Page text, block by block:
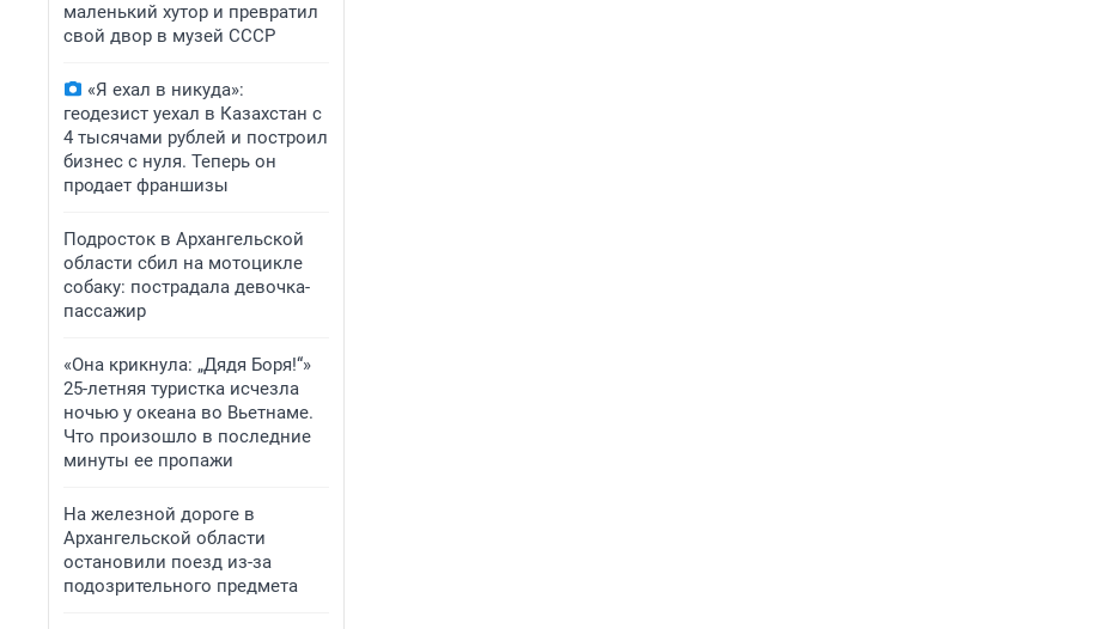
маленький хутор и превратил
свой двор в музей СССР
«Я ехал в никуда»:
геодезист уехал в Казахстан с
4 тысячами рублей и построил
бизнес с нуля. Теперь он
продает франшизы
Подросток в Архангельской
области сбил на мотоцикле
собаку: пострадала девочка-
пассажир
«Она крикнула: „Дядя Боря!“»
25-летняя туристка исчезла
ночью у океана во Вьетнаме.
Что произошло в последние
минуты ее пропажи
На железной дороге в
Архангельской области
остановили поезд из-за
подозрительного предмета